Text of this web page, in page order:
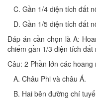
C. Gần 1/4 diện tích đất
D. Gần 1/5 diện tích đất
Đáp án cần chọn là A:
chiếm gần 1/3 diện tích đất
Câu: 2 Phần lớn các hoang
A. Châu Phi và châu Á.
B. Hai bên đường chí